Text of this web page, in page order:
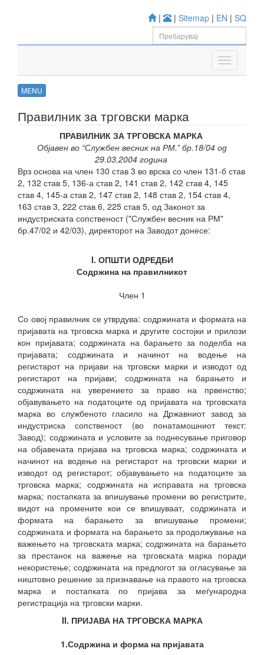
| | Sitemap | EN | SQ
MENU
Правилник за трговски маркa
ПРАВИЛНИК ЗА ТРГОВСКА МАРКА
Објавен во “Службен весник на РМ.” бр.18/04 од
29.03.2004 година
Врз основа на член 130 став 3 во врска со член 131-б став
2, 132 став 5, 136-а став 2, 141 став 2, 142 став 4, 145
став 4, 145-а став 2, 147 став 2, 148 став 2, 154 став 4,
163 став 3, 222 став 6, 225 став 5, од Законот за
индустриската сопственост ("Службен весник на РМ"
бр.47/02 и 42/03), директорот на Заводот донесе:
I. ОПШТИ ОДРЕДБИ
Содржина на правилникот
Член 1
Со овој правилник се утврдува: содржината и формата на
пријавата на трговска марка и другите состојки и прилози
кон пријавата; содржината на барањето за поделба на
пријавата; содржината и начинот на водење на
регистарот на пријави на трговски марки и изводот од
регистарот на пријави; содржината на барањето и
содржината на уверението за право на првенство;
објавувањето на податоците од пријавата на трговската
марка во службеното гласило на Државниот завод за
индустриска сопственост (во понатамошниот текст:
Завод); содржината и условите за поднесување приговор
на објавената пријава на трговска марка; содржината и
начинот на водење на регистарот на трговски марки и
изводот од регистарот; објавувањето на податоците за
трговска марка; содржината на исправата на трговска
марка; постапката за впишување промени во регистрите,
видот на промените кои се впишуваат, содржината и
формата на барањето за впишување промени;
содржината и формата на барањето за продолжување на
важењето на трговската марка; содржината на барањето
за престанок на важење на трговската марка поради
некористење; содржината на предлогот за огласување за
ништовно решение за признавање на правото на трговска
марка и постапката по пријава за меѓународна
регистрација на трговски марки.
II. ПРИЈАВА НА ТРГОВСКА МАРКА
1.Содржина и форма на пријавата